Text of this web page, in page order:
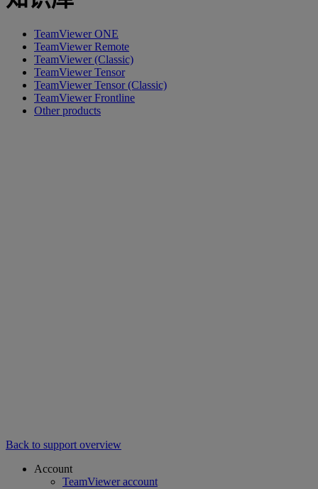
TeamViewer ONE
TeamViewer Remote
TeamViewer (Classic)
TeamViewer Tensor
TeamViewer Tensor (Classic)
TeamViewer Frontline
Other products
Back to support overview
Account
TeamViewer account